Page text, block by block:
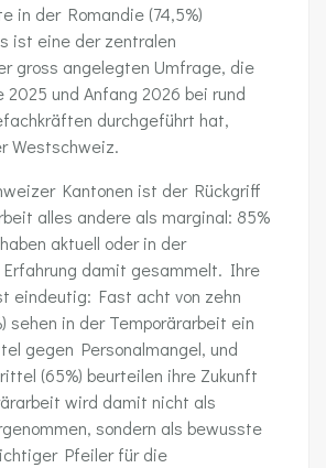
in der Romandie (74,5%)
ist eine der zentralen
gross angelegten Umfrage, die
und Anfang 2026 bei rund
durchgeführt hat,
Westschweiz.
Kantonen ist der Rückgriff
alles andere als marginal: 85%
aktuell oder in der
damit gesammelt. Ihre
eindeutig: Fast acht von zehn
sehen in der Temporärarbeit ein
gegen Personalmangel, und
(65%) beurteilen ihre Zukunft
wird damit nicht als
sondern als bewusste
Pfeiler für die